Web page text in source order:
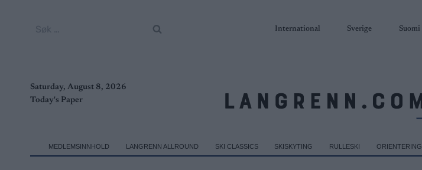
International Sverige Suomi
Saturday, August 8, 2026
Today's Paper
MEDLEMSINNHOLD LANGRENN ALLROUND SKI CLASSICS SKISKYTING RULLESKI ORIENTERING